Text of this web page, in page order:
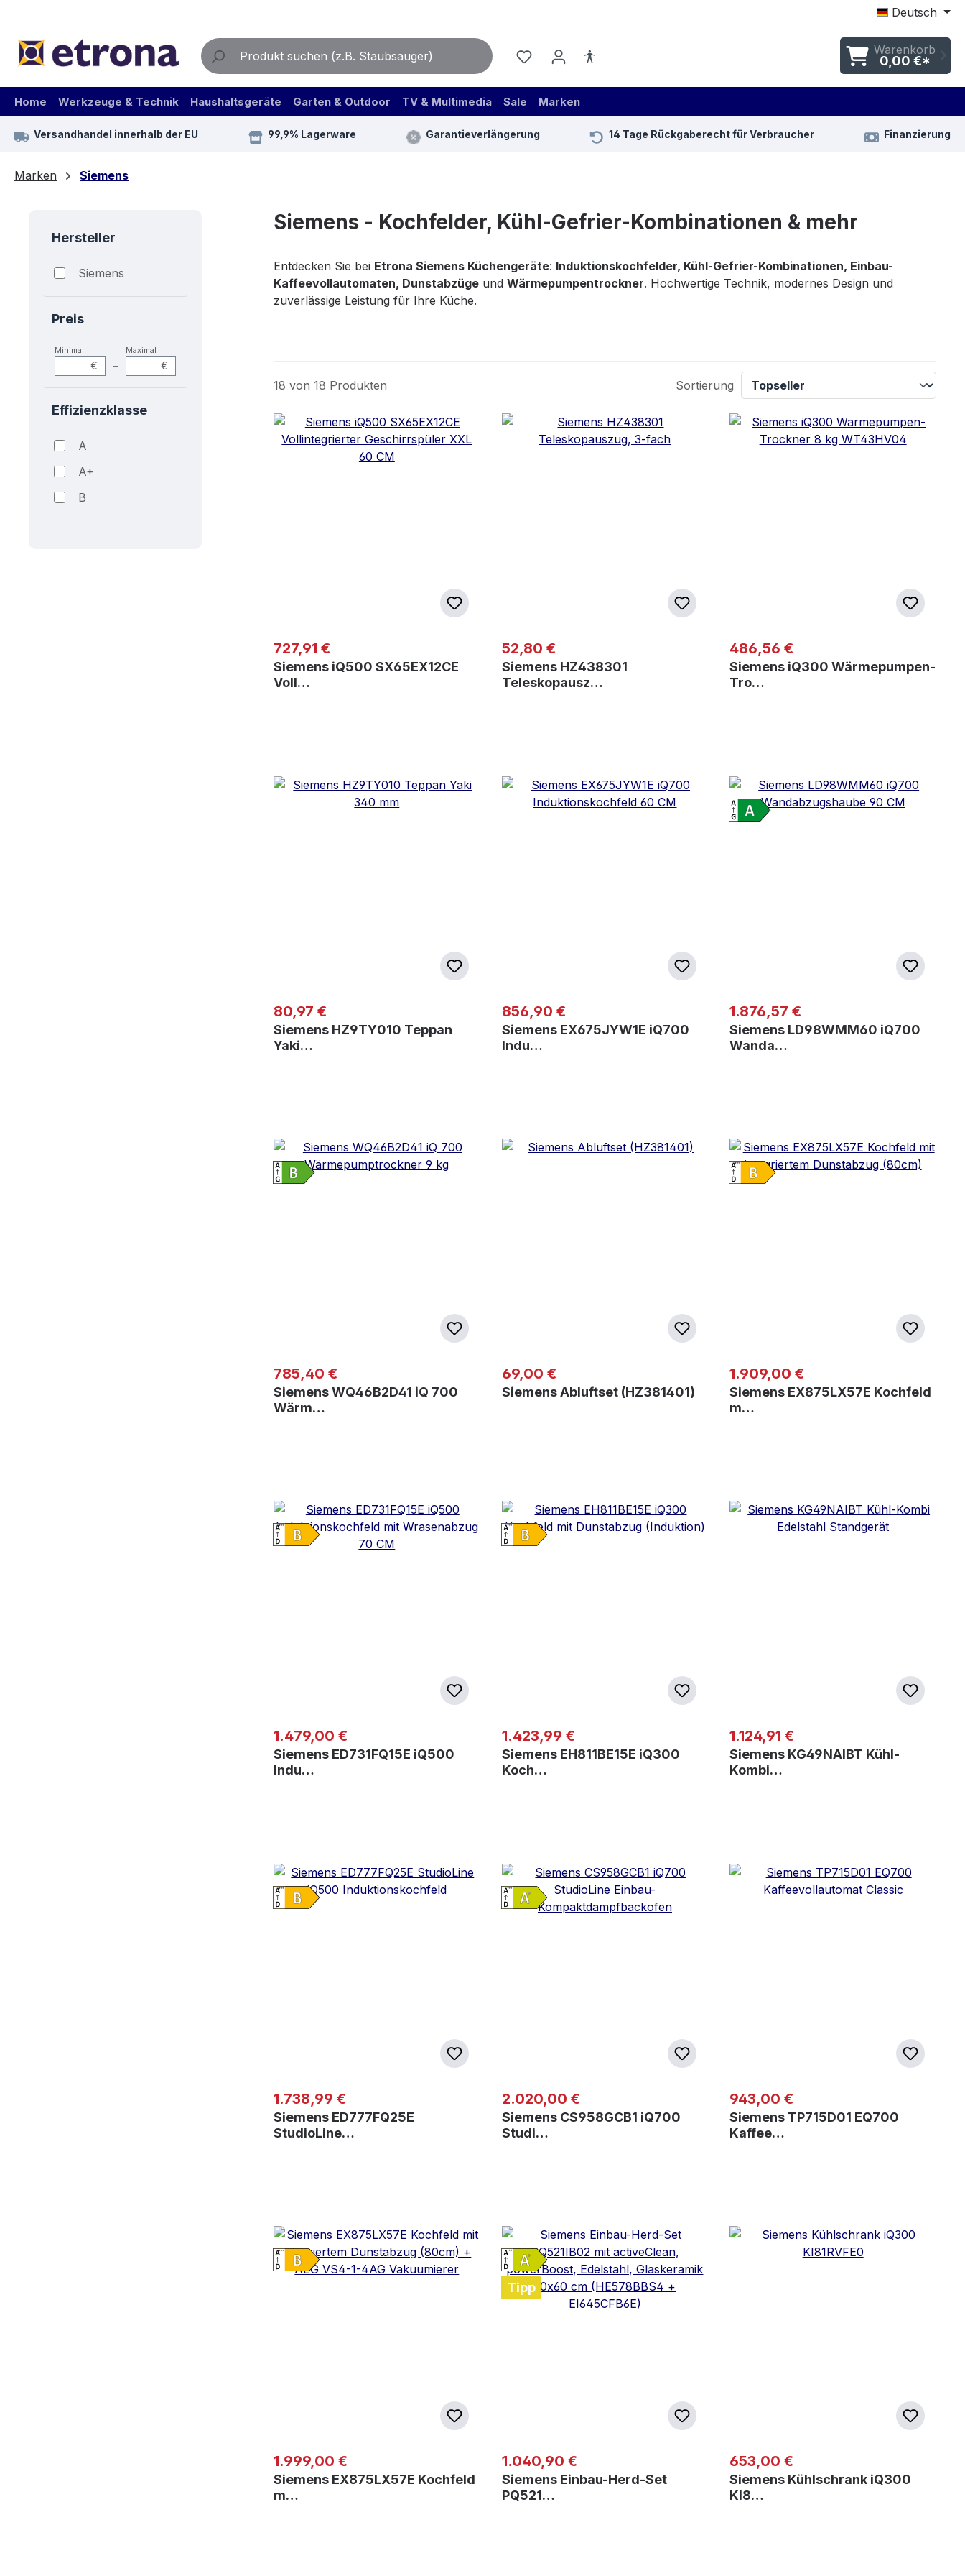
Deutsch
Warenkorb
0,00 €*
Home Werkzeuge & Technik Haushaltsgeräte Garten & Outdoor TV & Multimedia Sale Marken
Versandhandel innerhalb der EU 99,9% Lagerware Garantieverlängerung 14 Tage Rückgaberecht für Verbraucher Finanzierung
Marken Siemens
Hersteller
Siemens
Preis
Minimal
€ –
Maximal
€
Effizienzklasse
A
A+
B
Siemens - Kochfelder, Kühl-Gefrier-Kombinationen & mehr
Entdecken Sie bei Etrona Siemens Küchengeräte: Induktionskochfelder, Kühl-Gefrier-Kombinationen, Einbau-
Kaffeevollautomaten, Dunstabzüge und Wärmepumpentrockner. Hochwertige Technik, modernes Design und
zuverlässige Leistung für Ihre Küche.
18 von 18 Produkten Sortierung
Regulärer Preis:
727,91 €
Siemens iQ500 SX65EX12CE
Voll…
Regulärer Preis:
52,80 €
Siemens HZ438301
Teleskopausz…
Regulärer Preis:
486,56 €
Siemens iQ300 Wärmepumpen-
Tro…
Regulärer Preis:
80,97 €
Siemens HZ9TY010 Teppan
Yaki…
Regulärer Preis:
856,90 €
Siemens EX675JYW1E iQ700
Indu…
Regulärer Preis:
1.876,57 €
Siemens LD98WMM60 iQ700
Wanda…
Regulärer Preis:
785,40 €
Siemens WQ46B2D41 iQ 700
Wärm…
Regulärer Preis:
69,00 €
Siemens Abluftset (HZ381401)
Regulärer Preis:
1.909,00 €
Siemens EX875LX57E Kochfeld
m…
Regulärer Preis:
1.479,00 €
Siemens ED731FQ15E iQ500
Indu…
Regulärer Preis:
1.423,99 €
Siemens EH811BE15E iQ300
Koch…
Regulärer Preis:
1.124,91 €
Siemens KG49NAIBT Kühl-
Kombi…
Regulärer Preis:
1.738,99 €
Siemens ED777FQ25E
StudioLine…
Regulärer Preis:
2.020,00 €
Siemens CS958GCB1 iQ700
Studi…
Regulärer Preis:
943,00 €
Siemens TP715D01 EQ700
Kaffee…
Regulärer Preis:
1.999,00 €
Siemens EX875LX57E Kochfeld
m…
Tipp
Regulärer Preis:
1.040,90 €
Siemens Einbau-Herd-Set
PQ521…
Regulärer Preis:
653,00 €
Siemens Kühlschrank iQ300
KI8…